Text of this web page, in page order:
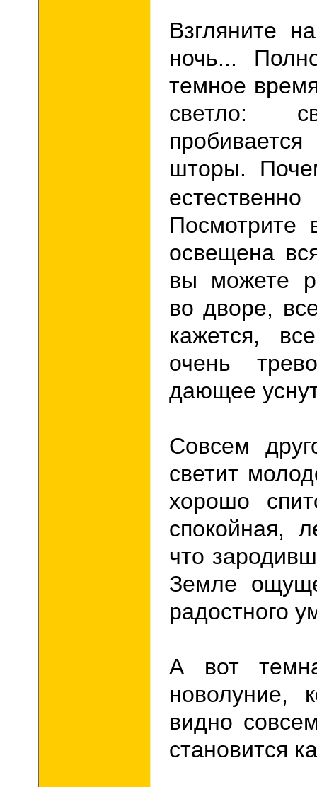
Взгляните
ночь...
темное
светло:
шторы.
Посмотрите
освещена
вы можете
во дворе,
кажется,
очень
дающее
Совсем
светит
хорошо
спокойная,
что
Земле
радостного
А вот
новолуние,
видно
становится